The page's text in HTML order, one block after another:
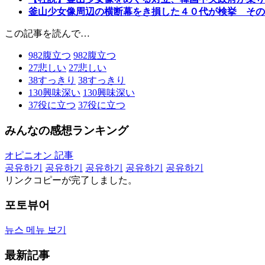
釜山少女像周辺の横断幕をき損した４０代が検挙 そ
この記事を読んで…
982腹立つ 982腹立つ
27悲しい 27悲しい
38すっきり 38すっきり
130興味深い 130興味深い
37役に立つ 37役に立つ
みんなの感想ランキング
オピニオン 記事
공유하기
공유하기 공유하기 공유하기
공유하기
リンクコピーが完了しました。
포토뷰어
뉴스 메뉴 보기
最新記事